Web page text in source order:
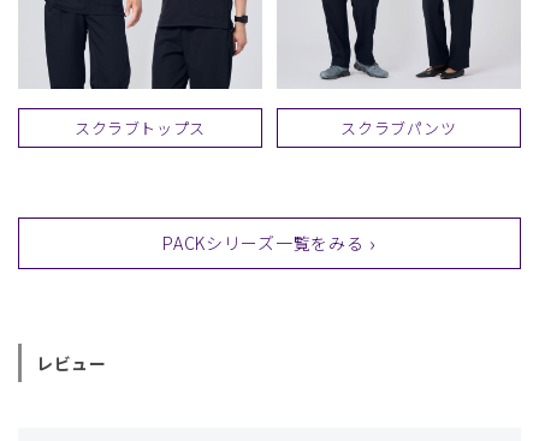
スクラブトップス スクラブパンツ
PACKシリーズ一覧をみる
レビュー